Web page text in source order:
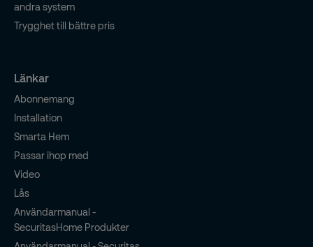
andra system
Trygghet till bättre pris
Länkar
Abonnemang
Installation
Smarta Hem
Passar ihop med
Video
Lås
Användarmanual -
SecuritasHome Produkter